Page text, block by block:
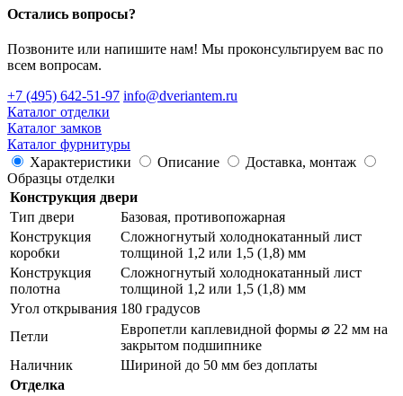
Осталиcь вопросы?
Позвоните или напишите нам! Мы проконсультируем вас по
всем вопросам.
+7 (495) 642-51-97 info@dveriantem.ru
Каталог отделки
Каталог замков
Каталог фурнитуры
Характеристики
Описание
Доставка, монтаж
Образцы отделки
Конструкция двери
Тип двери
Базовая, противопожарная
Конструкция
коробки
Сложногнутый холоднокатанный лист
толщиной 1,2 или 1,5 (1,8) мм
Конструкция
полотна
Сложногнутый холоднокатанный лист
толщиной 1,2 или 1,5 (1,8) мм
Угол открывания 180 градусов
Петли
Европетли каплевидной формы ⌀ 22 мм на
закрытом подшипнике
Наличник
Шириной до 50 мм без доплаты
Отделка